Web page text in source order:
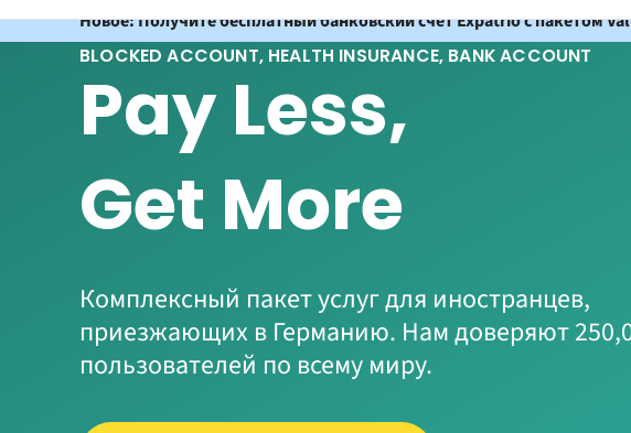
Новое: Получите бесплатный банковский счет Expatrio с пакетом
BLOCKED ACCOUNT, HEALTH INSURANCE, BANK ACCOUNT
Pay Less,
Get More
Комплексный пакет услуг для иностранцев,
приезжающих в Германию. Нам доверяют
пользователей по всему миру.